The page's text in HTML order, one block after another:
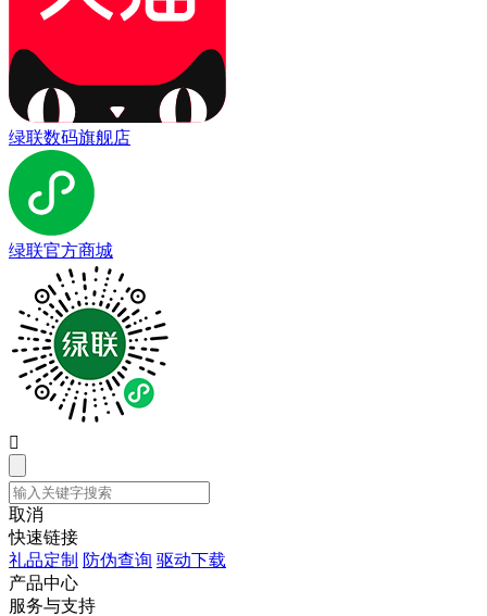
绿联数码旗舰店
绿联官方商城

取消
快速链接
礼品定制 防伪查询 驱动下载
产品中心
服务与支持